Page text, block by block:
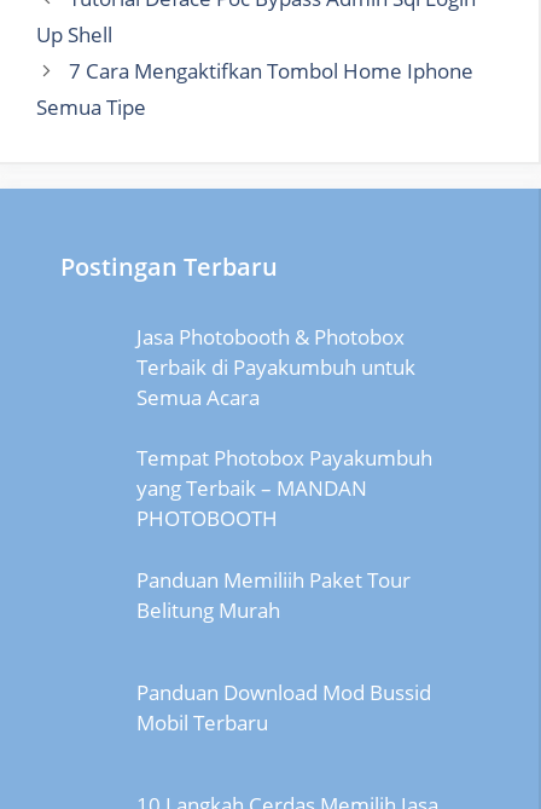
Up Shell
7 Cara Mengaktifkan Tombol Home Iphone
Semua Tipe
Postingan Terbaru
Jasa Photobooth & Photobox
Terbaik di Payakumbuh untuk
Semua Acara
Tempat Photobox Payakumbuh
yang Terbaik – MANDAN
PHOTOBOOTH
Panduan Memiliih Paket Tour
Belitung Murah
Panduan Download Mod Bussid
Mobil Terbaru